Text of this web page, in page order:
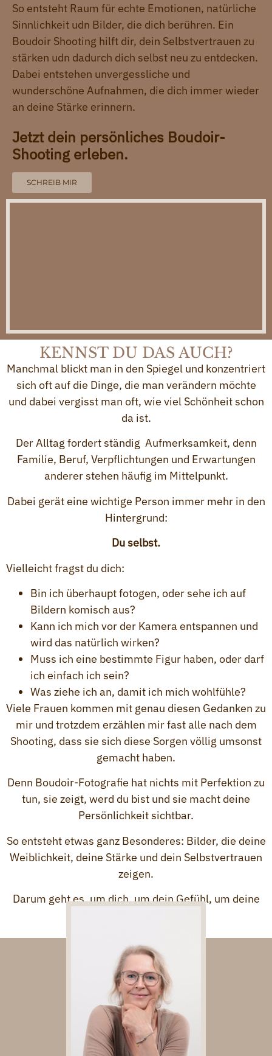
So entsteht Raum für echte Emotionen, natürliche
Sinnlichkeit udn Bilder, die dich berühren. Ein
Boudoir Shooting hilft dir, dein Selbstvertrauen zu
stärken udn dadurch dich selbst neu zu entdecken.
Dabei entstehen unvergessliche und
wunderschöne Aufnahmen, die dich immer wieder
an deine Stärke erinnern.
Jetzt dein persönliches Boudoir-
Shooting erleben.
SCHREIB MIR
KENNST DU DAS AUCH?
Manchmal blickt man in den Spiegel und konzentriert
sich oft auf die Dinge, die man verändern möchte
und dabei vergisst man oft, wie viel Schönheit schon
da ist.
Der Alltag fordert ständig Aufmerksamkeit, denn
Familie, Beruf, Verpflichtungen und Erwartungen
anderer stehen häufig im Mittelpunkt.
Dabei gerät eine wichtige Person immer mehr in den
Hintergrund:
Du selbst.
Vielleicht fragst du dich:
Bin ich überhaupt fotogen, oder sehe ich auf
Bildern komisch aus?
Kann ich mich vor der Kamera entspannen und
wird das natürlich wirken?
Muss ich eine bestimmte Figur haben, oder darf
ich einfach ich sein?
Was ziehe ich an, damit ich mich wohlfühle?
Viele Frauen kommen mit genau diesen Gedanken zu
mir und trotzdem erzählen mir fast alle nach dem
Shooting, dass sie sich diese Sorgen völlig umsonst
gemacht haben.
Denn Boudoir-Fotografie hat nichts mit Perfektion zu
tun, sie zeigt, werd du bist und sie macht deine
Persönlichkeit sichtbar.
So entsteht etwas ganz Besonderes: Bilder, die deine
Weiblichkeit, deine Stärke und dein Selbstvertrauen
zeigen.
Darum geht es, um dich, um dein Gefühl, um deine